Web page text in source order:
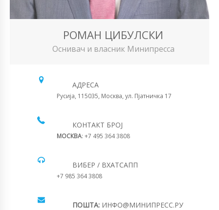
РОМАН ЦИБУЛСКИ
Оснивач и власник Минипресса
АДРЕСА
Русија, 115035, Москва, ул. Пјатничка 17
КОНТАКТ БРОЈ
МОСКВА: +7 495 364 3808
ВИБЕР / ВХАТСАПП
+7 985 364 3808
ПОШТА: ИНФО@МИНИПРЕСС.РУ